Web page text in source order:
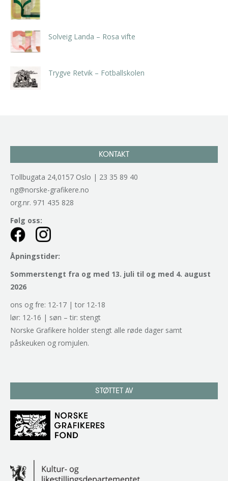
Solveig Landa – Rosa vifte
Trygve Retvik – Fotballskolen
KONTAKT
Tollbugata 24,0157 Oslo | 23 35 89 40
ng@norske-grafikere.no
org.nr. 971 435 828
Følg oss:
Åpningstider:
Sommerstengt fra og med 13. juli til og med 4. august
2026
ons og fre: 12-17 | tor 12-18
lør: 12-16 | søn – tir: stengt
Norske Grafikere holder stengt alle røde dager samt
påskeuken og romjulen.
STØTTET AV